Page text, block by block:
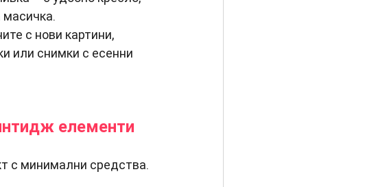
с нови картини,
или снимки с есенни
елементи
с минимални средства.